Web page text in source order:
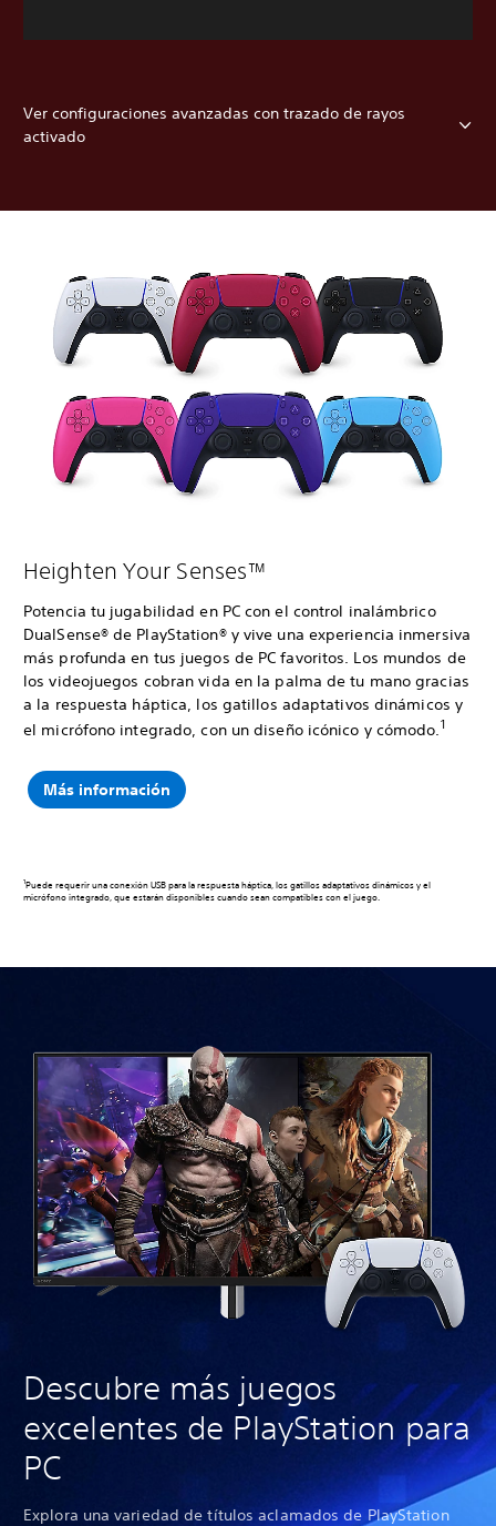
Ver configuraciones avanzadas con trazado de rayos
activado
Heighten Your Senses™
Potencia tu jugabilidad en PC con el control inalámbrico
DualSense® de PlayStation® y vive una experiencia inmersiva
más profunda en tus juegos de PC favoritos. Los mundos de
los videojuegos cobran vida en la palma de tu mano gracias
a la respuesta háptica, los gatillos adaptativos dinámicos y
el micrófono integrado, con un diseño icónico y cómodo. 1
Más información
1Puede requerir una conexión USB para la respuesta háptica, los gatillos adaptativos dinámicos y el
micrófono integrado, que estarán disponibles cuando sean compatibles con el juego.
Descubre más juegos
excelentes de PlayStation para
PC
Explora una variedad de títulos aclamados de PlayStation